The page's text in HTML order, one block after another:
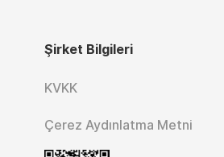
Şirket Bilgileri
KVKK
Çerez Aydınlatma Metni